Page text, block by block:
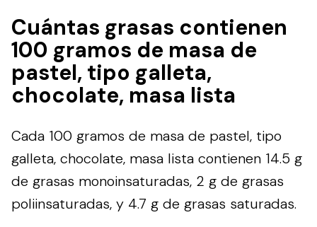
Cuántas grasas contienen
100 gramos de masa de
pastel, tipo galleta,
chocolate, masa lista
Cada 100 gramos de masa de pastel, tipo
galleta, chocolate, masa lista contienen 14.5 g
de grasas monoinsaturadas, 2 g de grasas
poliinsaturadas, y 4.7 g de grasas saturadas.